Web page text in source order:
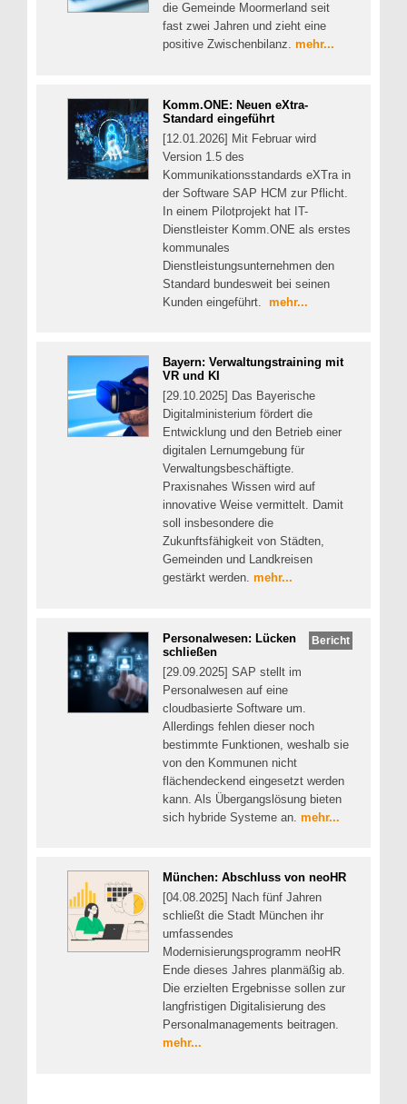
die Gemeinde Moormerland seit
fast zwei Jahren und zieht eine
positive Zwischenbilanz. mehr...
Komm.ONE: Neuen eXtra-
Standard eingeführt
[12.01.2026] Mit Februar wird
Version 1.5 des
Kommunikationsstandards eXTra in
der Software SAP HCM zur Pflicht.
In einem Pilotprojekt hat IT-
Dienstleister Komm.ONE als erstes
kommunales
Dienstleistungsunternehmen den
Standard bundesweit bei seinen
Kunden eingeführt. mehr...
Bayern: Verwaltungstraining mit
VR und KI
[29.10.2025] Das Bayerische
Digitalministerium fördert die
Entwicklung und den Betrieb einer
digitalen Lernumgebung für
Verwaltungsbeschäftigte.
Praxisnahes Wissen wird auf
innovative Weise vermittelt. Damit
soll insbesondere die
Zukunftsfähigkeit von Städten,
Gemeinden und Landkreisen
gestärkt werden. mehr...
Bericht
Personalwesen: Lücken
schließen
[29.09.2025] SAP stellt im
Personalwesen auf eine
cloudbasierte Software um.
Allerdings fehlen dieser noch
bestimmte Funktionen, weshalb sie
von den Kommunen nicht
flächendeckend eingesetzt werden
kann. Als Übergangslösung bieten
sich hybride Systeme an. mehr...
München: Abschluss von neoHR
[04.08.2025] Nach fünf Jahren
schließt die Stadt München ihr
umfassendes
Modernisierungsprogramm neoHR
Ende dieses Jahres planmäßig ab.
Die erzielten Ergebnisse sollen zur
langfristigen Digitalisierung des
Personalmanagements beitragen.
mehr...